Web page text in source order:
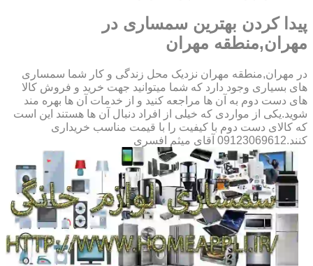
پیدا کردن بهترین سمساری در
مهران,منطقه مهران
در مهران,منطقه مهران نزدیک محل زندگی و کار شما سمساری
های بسیاری وجود دارد که شما میتوانید جهت خرید و فروش کالا
های دست دوم به آن ها مراجعه کنید و از خدمات آن ها بهره مند
شوید.یکی از مواردی که خیلی از افراد دنبال آن ها هستند این است
که کالای دست دوم با کیفیت را با قیمت مناسب خریداری
کنند.09123069612 آقای میثم افسری